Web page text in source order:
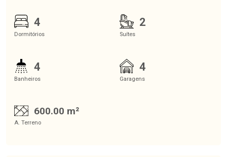
4
Dormitórios
2
Suítes
4
Banheiros
4
Garagens
600.00 m²
A. Terreno